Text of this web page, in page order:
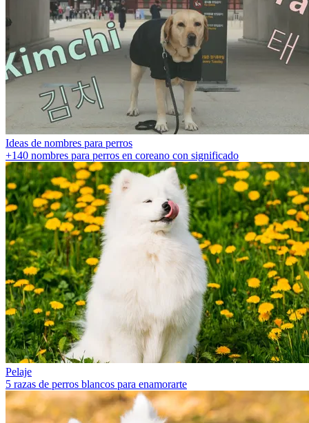
Ideas de nombres para perros
+140 nombres para perros en coreano con significado
Pelaje
5 razas de perros blancos para enamorarte